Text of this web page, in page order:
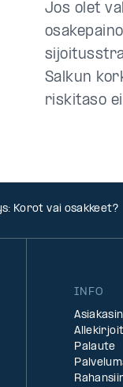
Jos olet
Salkun
riskitaso
Korot vai osakkeet?
INFO
Palaute